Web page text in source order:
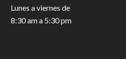
Lunes a viernes de
8:30 am a 5:30 pm